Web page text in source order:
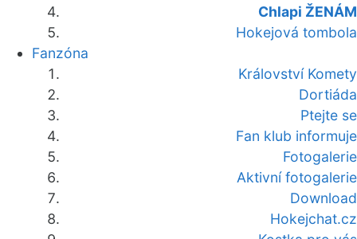
Chlapi ŽENÁM
Hokejová tombola
Fanzóna
Království Komety
Dortiáda
Ptejte se
Fan klub informuje
Fotogalerie
Aktivní fotogalerie
Download
Hokejchat.cz